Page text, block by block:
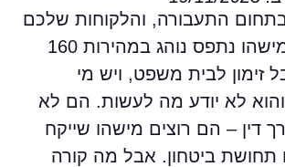
התעבורה, והלקוחות שלכם
מגיעים בלחץ. מישהו נתפס נוהג במהירות 160
לבית משפט, ויש מי
לא יודע מה לעשות. הם לא
– הם רוצים מישהו שייקח
תחושת ביטחון. אבל מה קורה